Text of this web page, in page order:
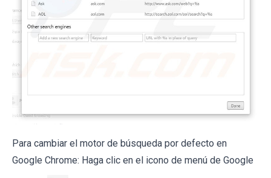
Para cambiar el motor de búsqueda por defecto en
Google Chrome: Haga clic en el icono de menú de Google